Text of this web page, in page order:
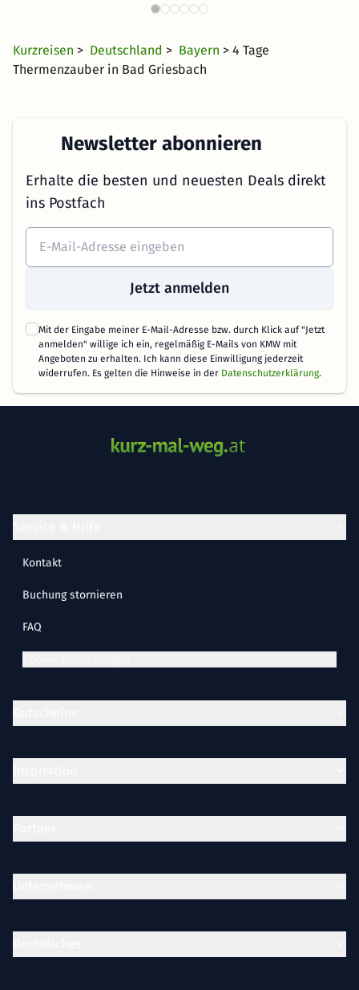
670 Angebote
Kurzreisen > Deutschland > Bayern > 4 Tage
Thermenzauber in Bad Griesbach
Newsletter abonnieren
Erhalte die besten und neuesten Deals direkt
ins Postfach
Jetzt anmelden
Mit der Eingabe meiner E-Mail-Adresse bzw. durch Klick auf "Jetzt
anmelden" willige ich ein, regelmäßig E-Mails von KMW mit
Angeboten zu erhalten. Ich kann diese Einwilligung jederzeit
widerrufen. Es gelten die Hinweise in der Datenschutzerklärung.
Kontakt
Buchung stornieren
FAQ